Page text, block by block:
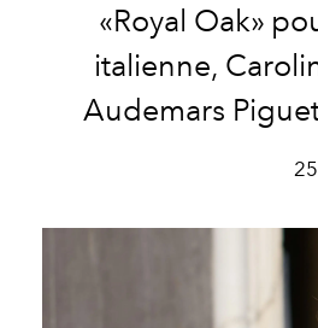
«Royal Oak»
italienne,
Audemars Piguet